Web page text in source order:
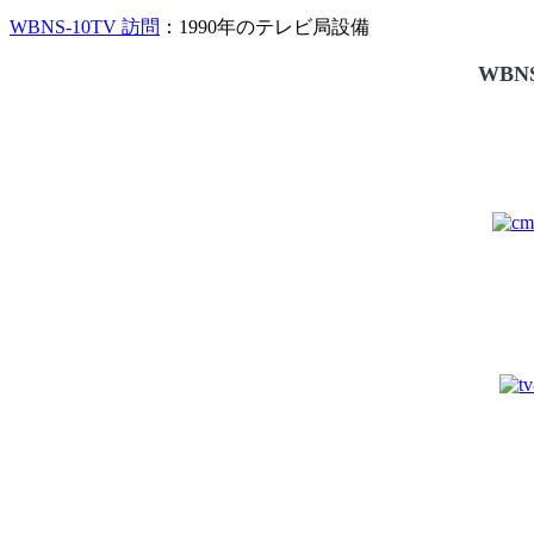
WBNS-10TV 訪問 ：1990年のテレビ局設備